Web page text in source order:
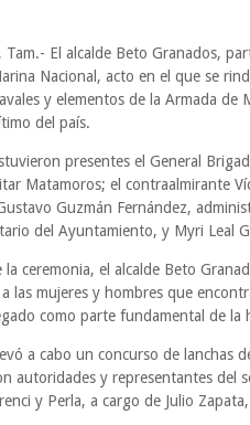
Tam.- El alcalde Beto Granados,
Nacional, acto en el que se
y elementos de la Armada de
del país.
presentes el General
Matamoros; el contraalmirante
Guzmán Fernández,
del Ayuntamiento, y Myri Leal
ceremonia, el alcalde Beto
las mujeres y hombres que
como parte fundamental de la
a cabo un concurso de lanchas
autoridades y representantes del
y Perla, a cargo de Julio